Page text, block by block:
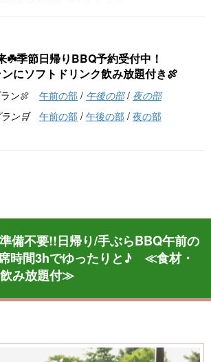
☘️季節日帰りBBQ予約受付中！
にソフトドリンク飲み放題付き🍖
ン🍖 午前の部 / 午後の部/ 夜の部
ン🛒
午前の部 / 午後の部 / 夜の部
準備不要!!日帰り/手ぶらBBQ午前の
時間3hでゆったりと♪ ≪食材・
み放題付≫